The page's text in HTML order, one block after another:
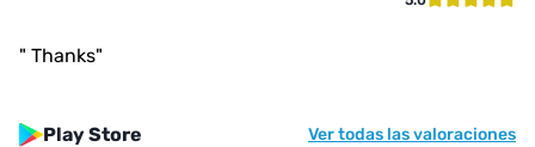
" Thanks"
Play Store Ver todas las valoraciones